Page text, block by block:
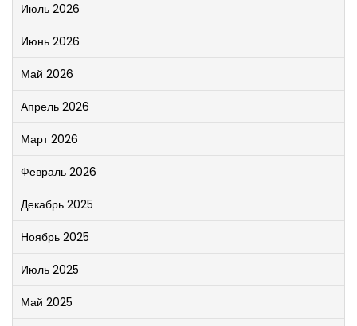
Июль 2026
Июнь 2026
Май 2026
Апрель 2026
Март 2026
Февраль 2026
Декабрь 2025
Ноябрь 2025
Июль 2025
Май 2025